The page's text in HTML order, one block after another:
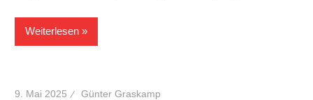
Weiterlesen
9. Mai 2025 Günter Graskamp